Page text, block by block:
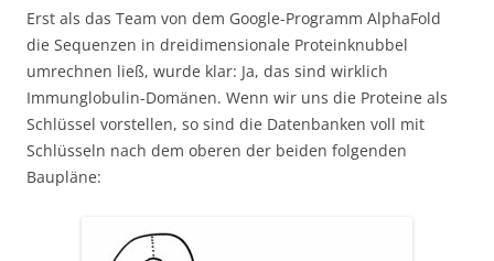
Erst als das Team von dem Google-Programm AlphaFold
die Sequenzen in dreidimensionale Proteinknubbel
umrechnen ließ, wurde klar: Ja, das sind wirklich
Immunglobulin-Domänen. Wenn wir uns die Proteine als
Schlüssel vorstellen, so sind die Datenbanken voll mit
Schlüsseln nach dem oberen der beiden folgenden
Baupläne: